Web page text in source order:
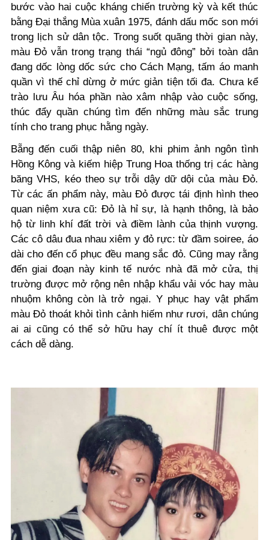
bước vào hai cuộc kháng chiến trường kỳ và kết thúc
bằng Đại thắng Mùa xuân 1975, đánh dấu mốc son mới
trong lịch sử dân tộc. Trong suốt quãng thời gian này,
màu Đỏ vẫn trong trạng thái “ngủ đông” bởi toàn dân
đang dốc lòng dốc sức cho Cách Mạng, tấm áo manh
quần vì thế chỉ dừng ở mức giản tiện tối đa. Chưa kể
trào lưu Âu hóa phần nào xâm nhập vào cuộc sống,
thúc đẩy quần chúng tìm đến những màu sắc trung
tính cho trang phục hằng ngày.
Bẵng đến cuối thập niên 80, khi phim ảnh ngôn tình
Hồng Kông và kiếm hiệp Trung Hoa thống trị các hàng
băng VHS, kéo theo sự trỗi dậy dữ dội của màu Đỏ.
Từ các ấn phẩm này, màu Đỏ được tái định hình theo
quan niệm xưa cũ: Đỏ là hỉ sự, là hạnh thông, là bảo
hộ từ linh khí đất trời và điềm lành của thịnh vượng.
Các cô dâu đua nhau xiêm y đỏ rực: từ đầm soiree, áo
dài cho đến cổ phục đều mang sắc đỏ. Cũng may rằng
đến giai đoạn này kinh tế nước nhà đã mở cửa, thị
trường được mở rộng nên nhập khẩu vải vóc hay màu
nhuộm không còn là trở ngại. Y phục hay vật phẩm
màu Đỏ thoát khỏi tình cảnh hiếm như rươi, dân chúng
ai ai cũng có thể sở hữu hay chí ít thuê được một
cách dễ dàng.